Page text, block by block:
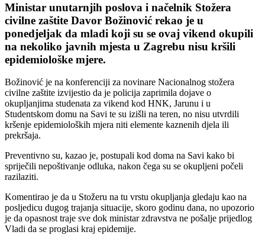
Ministar unutarnjih poslova i načelnik Stožera
civilne zaštite Davor Božinović rekao je u
ponedjeljak da mladi koji su se ovaj vikend okupili
na nekoliko javnih mjesta u Zagrebu nisu kršili
epidemiološke mjere.
Božinović je na konferenciji za novinare Nacionalnog stožera
civilne zaštite izvijestio da je policija zaprimila dojave o
okupljanjima studenata za vikend kod HNK, Jarunu i u
Studentskom domu na Savi te su izišli na teren, no nisu utvrdili
kršenje epidemioloških mjera niti elemente kaznenih djela ili
prekršaja.
Preventivno su, kazao je, postupali kod doma na Savi kako bi
spriječili nepoštivanje odluka, nakon čega su se okupljeni počeli
razilaziti.
Komentirao je da u Stožeru na tu vrstu okupljanja gledaju kao na
posljedicu dugog trajanja situacije, skoro godinu dana, no upozorio
je da opasnost traje sve dok ministar zdravstva ne pošalje prijedlog
Vladi da se proglasi kraj epidemije.